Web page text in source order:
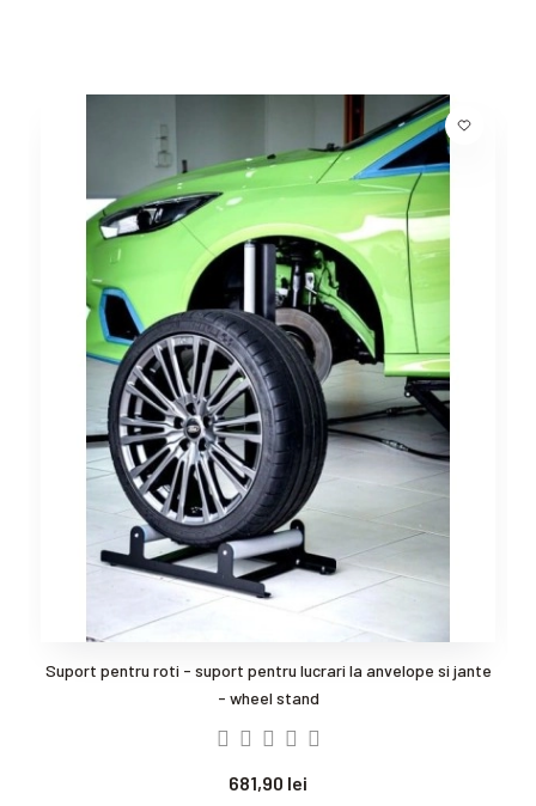
Suport pentru roti - suport pentru lucrari la anvelope si jante
- wheel stand
681,90 lei